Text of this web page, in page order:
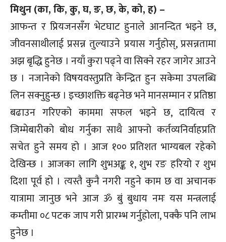
मिथुन (का, कि, कु, घ, ङ, छ, के, को, ह) –
आफन्त र प्रियजनसँग भेटघाट हुनाले आनन्दित भइने छ,
जीवनसाथीलाई प्रसन्न तुल्याउने प्रयास गर्नुहोस्, प्रसन्नतामा
अझ बृद्धि हुनेछ । नयाँ कुरा पढ्ने वा सिक्ने रहर जागेर आउने
छ । नजानेको विषयवस्तुप्रति केन्द्रित हुन सकेमा उपलब्धि
लिन सक्नुहुन्छ । इच्छाशक्ति बढ्नेछ भने मानसम्मान र प्रतिष्ठा
बढाउन गरिएको काममा सफल भइने छ, दायित्व र
जिम्मेबारीको बोध गर्नुका साथै आफ्नो कर्तव्यनिर्वाहप्रति
सचेत हुने समय हो । आज १०० प्रतिशत भाग्यबल रहेको
देखिन्छ । आजका लागि शुभअङ्क १, शुभ रङ हरियो र शुभ
दिशा पूर्व हो । त्यस्तै कुनै नगरी नहुने काम छ वा अचानक
यात्रामा जानुछ भने आज ॐ बुं बुधाय नमः यस मन्त्रलाई
कम्तीमा ०८ पटक जाप गरी प्रारम्भ गर्नुहोला, पक्कै पनि लाभ
हुनेछ ।